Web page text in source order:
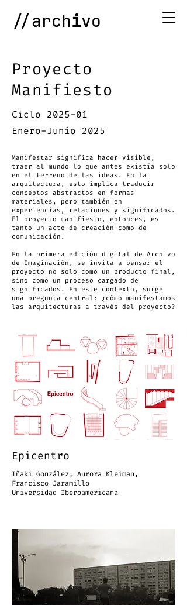
//archivo
Proyecto
Manifiesto
Ciclo 2025-01
Enero-Junio 2025
Manifestar significa hacer visible,
traer al mundo lo que antes existía solo
en el terreno de las ideas. En la
arquitectura, esto implica traducir
conceptos abstractos en formas
materiales, pero también en
experiencias, relaciones y significados.
El proyecto manifiesto, entonces, es
tanto un acto de creación como de
comunicación.
En la primera edición digital de Archivo
de Imaginación, se invita a pensar el
proyecto no solo como un producto final,
sino como un proceso cargado de
significados. En este contexto, surge
una pregunta central: ¿cómo manifestamos
las arquitecturas a través del proyecto?
Epicentro
Iñaki González, Aurora Kleiman,
Francisco Jaramillo
Universidad Iberoamericana